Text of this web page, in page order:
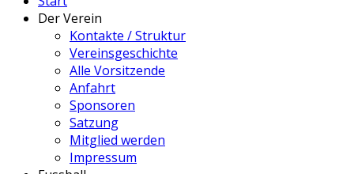
Der Verein
Kontakte / Struktur
Vereinsgeschichte
Alle Vorsitzende
Anfahrt
Sponsoren
Satzung
Mitglied werden
Impressum